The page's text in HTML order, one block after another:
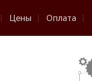
Цены Оплата